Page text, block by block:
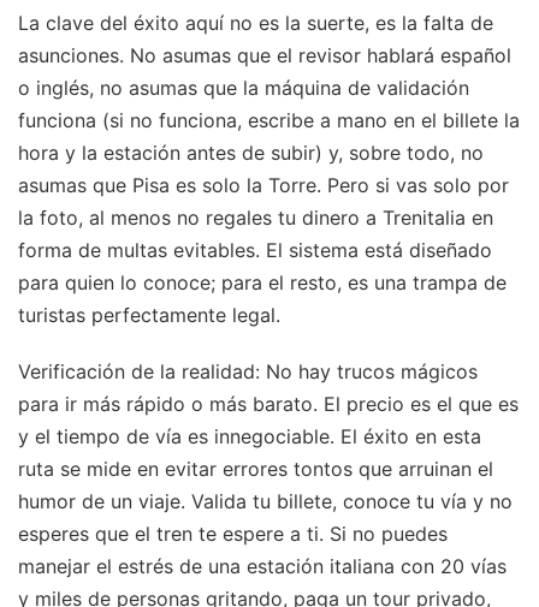
La clave del éxito aquí no es la suerte, es la falta de
asunciones. No asumas que el revisor hablará español
o inglés, no asumas que la máquina de validación
funciona (si no funciona, escribe a mano en el billete la
hora y la estación antes de subir) y, sobre todo, no
asumas que Pisa es solo la Torre. Pero si vas solo por
la foto, al menos no regales tu dinero a Trenitalia en
forma de multas evitables. El sistema está diseñado
para quien lo conoce; para el resto, es una trampa de
turistas perfectamente legal.
Verificación de la realidad: No hay trucos mágicos
para ir más rápido o más barato. El precio es el que es
y el tiempo de vía es innegociable. El éxito en esta
ruta se mide en evitar errores tontos que arruinan el
humor de un viaje. Valida tu billete, conoce tu vía y no
esperes que el tren te espere a ti. Si no puedes
manejar el estrés de una estación italiana con 20 vías
y miles de personas gritando, paga un tour privado,